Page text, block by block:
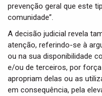
prevenção geral que este
comunidade”.
A decisão judicial revela
atenção, referindo-se à
ou na sua disponibilidade
e/ou de terceiros, por
apropriam delas ou as
em consequência, pela